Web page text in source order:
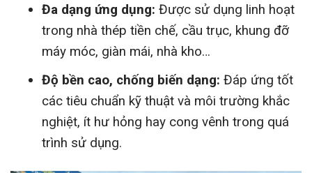
Đa dạng ứng dụng: Được sử dụng linh hoạt
trong nhà thép tiền chế, cầu trục, khung đỡ
máy móc, giàn mái, nhà kho…
Độ bền cao, chống biến dạng: Đáp ứng tốt
các tiêu chuẩn kỹ thuật và môi trường khắc
nghiệt, ít hư hỏng hay cong vênh trong quá
trình sử dụng.